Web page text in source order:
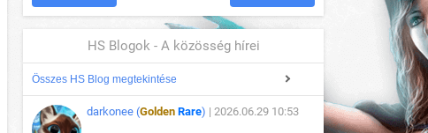
HS Blogok - A közösség hírei
Összes HS Blog megtekintése
darkonee (Golden Rare) | 2026.06.29 10:53